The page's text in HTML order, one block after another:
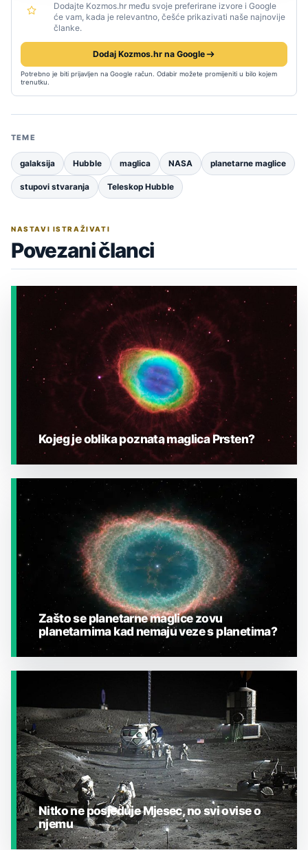
Dodajte Kozmos.hr među svoje preferirane izvore i Google
će vam, kada je relevantno, češće prikazivati naše najnovije
članke.
Dodaj Kozmos.hr na Google
Potrebno je biti prijavljen na Google račun. Odabir možete promijeniti u bilo kojem
trenutku.
TEME
galaksija Hubble maglica NASA planetarne maglice
stupovi stvaranja Teleskop Hubble
NASTAVI ISTRAŽIVATI
Povezani članci
JESTE LI ZNALI?
Kojeg je oblika poznata maglica Prsten?
JESTE LI ZNALI?
Zašto se planetarne maglice zovu
planetarnima kad nemaju veze s planetima?
Nitko ne posjeduje Mjesec, no svi ovise o
njemu